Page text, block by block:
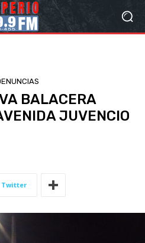
BALACERA
JUVENCIO
Twitter